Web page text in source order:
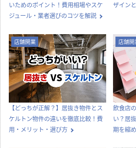
カテゴリー別に見る
店舗設計
内装工事
知識
その他
新着記事一覧